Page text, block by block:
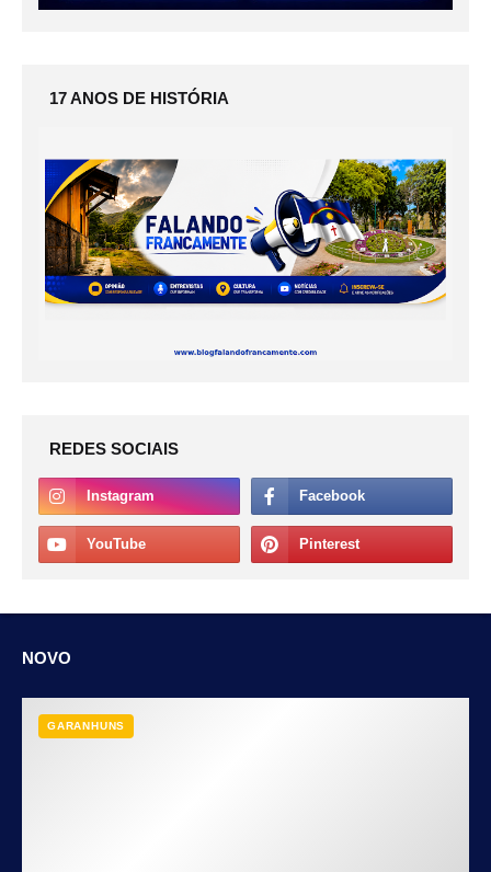
17 ANOS DE HISTÓRIA
REDES SOCIAIS
NOVO
GARANHUNS